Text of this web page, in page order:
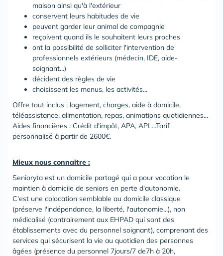
maison ainsi qu'à l'extérieur
conservent leurs habitudes de vie
peuvent garder leur animal de compagnie
reçoivent quand ils le souhaitent leurs proches
ont la possibilité de solliciter l'intervention de
professionnels extérieurs (médecin, IDE, aide-
soignant...)
décident des règles de vie
choisissent les menus, les activités...
Offre tout inclus : logement, charges, aide à domicile,
téléassistance, alimentation, repas, animations quotidiennes...
Aides financières : Crédit d'impôt, APA, APL...Tarif
personnalisé à partir de 2600€.
Mieux nous connaitre :
Senioryta est un domicile partagé qui a pour vocation le
maintien à domicile de seniors en perte d'autonomie.
C'est une colocation semblable au domicile classique
(préserve l'indépendance, la liberté, l'autonomie...), non
médicalisé (contrairement aux EHPAD qui sont des
établissements avec du personnel soignant), comprenant des
services qui sécurisent la vie au quotidien des personnes
âgées (présence du personnel 7jours/7 de7h à 20h,